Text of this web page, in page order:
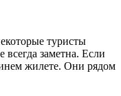
туристы
заметна. Если
жилете. Они рядом